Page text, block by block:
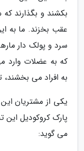
بکشند و بگذارند
عقب بخزند. ما به
سرد و پولک دار
که به عضلات
به افراد می بخشند،
یکی از مشتریان
پارک کروکودیل
می گوید: